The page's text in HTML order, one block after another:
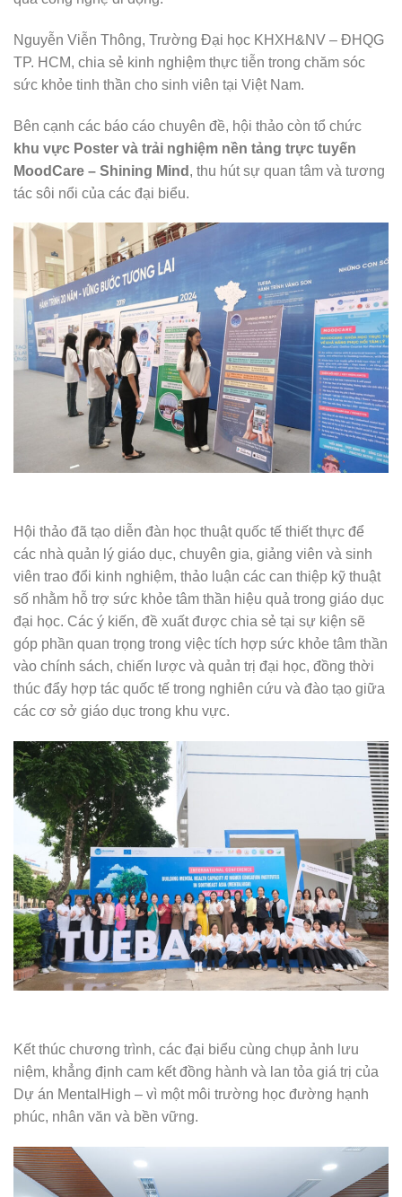
Nguyễn Viễn Thông, Trường Đại học KHXH&NV – ĐHQG
TP. HCM, chia sẻ kinh nghiệm thực tiễn trong chăm sóc
sức khỏe tinh thần cho sinh viên tại Việt Nam.
Bên cạnh các báo cáo chuyên đề, hội thảo còn tổ chức
khu vực Poster và trải nghiệm nền tảng trực tuyến
MoodCare – Shining Mind , thu hút sự quan tâm và tương
tác sôi nổi của các đại biểu.
Hội thảo đã tạo diễn đàn học thuật quốc tế thiết thực để
các nhà quản lý giáo dục, chuyên gia, giảng viên và sinh
viên trao đổi kinh nghiệm, thảo luận các can thiệp kỹ thuật
số nhằm hỗ trợ sức khỏe tâm thần hiệu quả trong giáo dục
đại học. Các ý kiến, đề xuất được chia sẻ tại sự kiện sẽ
góp phần quan trọng trong việc tích hợp sức khỏe tâm thần
vào chính sách, chiến lược và quản trị đại học, đồng thời
thúc đẩy hợp tác quốc tế trong nghiên cứu và đào tạo giữa
các cơ sở giáo dục trong khu vực.
Kết thúc chương trình, các đại biểu cùng chụp ảnh lưu
niệm, khẳng định cam kết đồng hành và lan tỏa giá trị của
Dự án MentalHigh – vì một môi trường học đường hạnh
phúc, nhân văn và bền vững.